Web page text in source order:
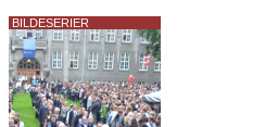
BILDESERIER